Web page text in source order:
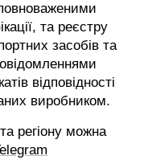
та реєстру
засобів та
відповідності
виробником.
регіону можна